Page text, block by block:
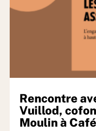
Rencontre
Vuillod,
Moulin à Café